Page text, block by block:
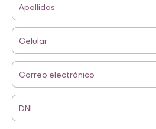
Apellidos
Celular
Correo electrónico
DNI